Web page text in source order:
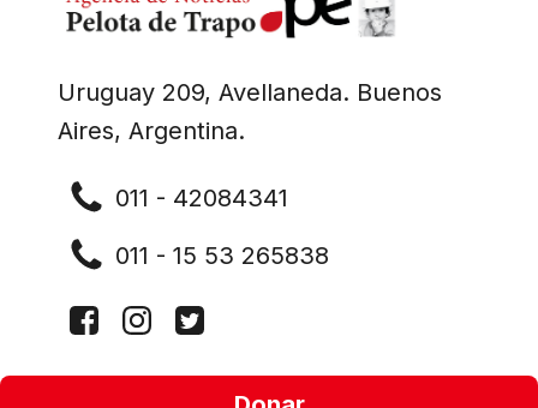
Uruguay 209, Avellaneda. Buenos
Aires, Argentina.
011 - 42084341
011 - 15 53 265838